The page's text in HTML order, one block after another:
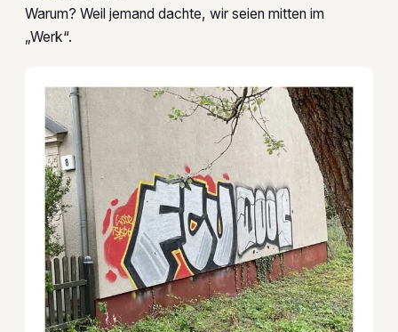
Warum? Weil jemand dachte, wir seien mitten im
„Werk“.